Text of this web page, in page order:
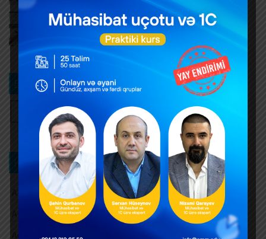
Dövlət mülkiyyətində olan əsas vəsaitlərin
verilməsi qaydası dəyişib
AUGUST 5, 2026
Bizi izləyin
Kateqoriya üzrə axtarış
Aksiz vergisi
Amortizasiya ayırmaları